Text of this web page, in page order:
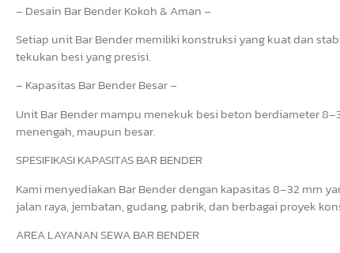
– Desain Bar Bender Kokoh & Aman –
Setiap unit Bar Bender memiliki konstruksi yang kuat dan
tekukan besi yang presisi.
– Kapasitas Bar Bender Besar –
Unit Bar Bender mampu menekuk besi beton berdiameter
menengah, maupun besar.
SPESIFIKASI KAPASITAS BAR BENDER
Kami menyediakan Bar Bender dengan kapasitas 8–32 mm
jalan raya, jembatan, gudang, pabrik, dan berbagai proyek
AREA LAYANAN SEWA BAR BENDER